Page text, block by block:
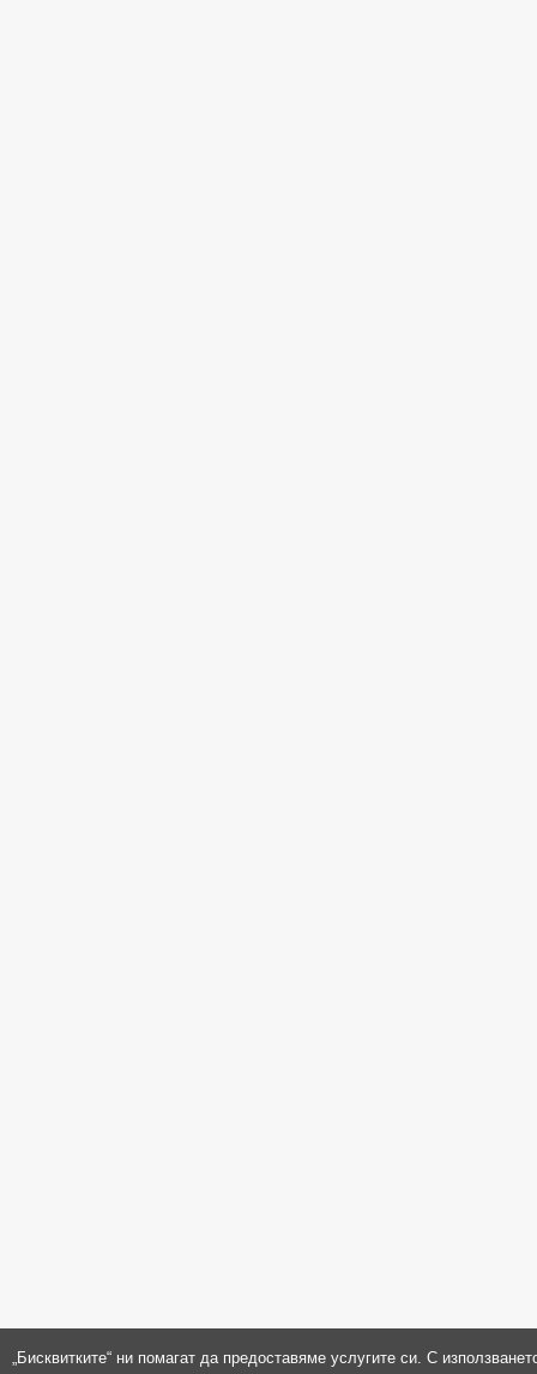
„Бисквитките“ ни помагат да предоставяме услугите си. С